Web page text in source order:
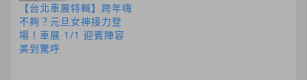
【台北車展特輯】跨年嗨
不夠？元旦女神接力登
場！車展 1/1 迎賓陣容
美到驚呼